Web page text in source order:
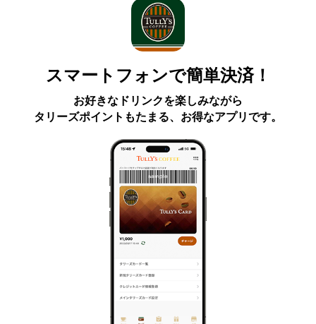
スマートフォンで簡単決済！
お好きなドリンクを楽しみながら
タリーズポイントもたまる、お得なアプリです。